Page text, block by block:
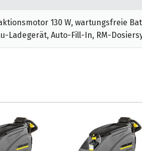
130 W, wartungsfreie
Ladegerät, Auto-Fill-In, RM-